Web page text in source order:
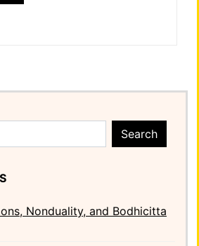
Nonduality, and Bodhicitta